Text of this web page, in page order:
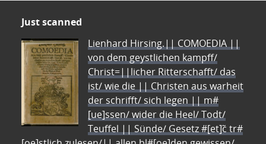
Just scanned
Lienhard Hirsing.|| COMOEDIA ||
von dem geystlichen kampff/
Christ=||licher Ritterschafft/ das
ist/ wie die || Christen aus warheit
der schrifft/ sich legen || m#
[ue]ssen/ wider die Heel/ Todt/
Teuffel || Sünde/ Gesetz #[et]c̃ tr#